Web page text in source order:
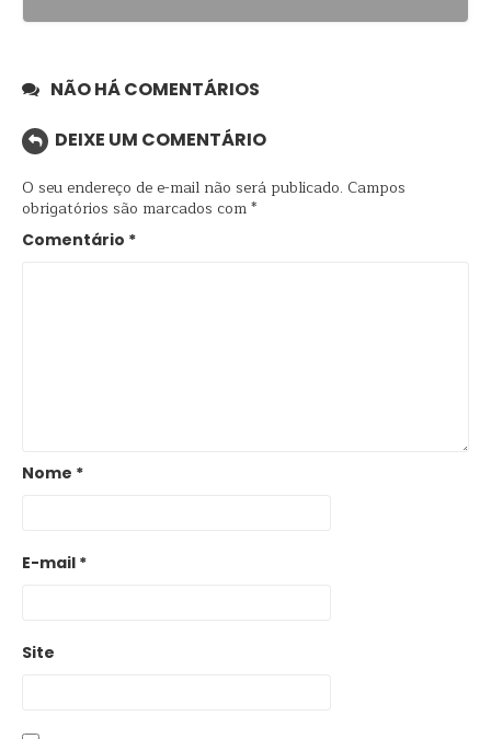
NÃO HÁ COMENTÁRIOS
DEIXE UM COMENTÁRIO
O seu endereço de e-mail não será publicado. Campos
obrigatórios são marcados com*
Comentário *
Nome *
E-mail *
Site